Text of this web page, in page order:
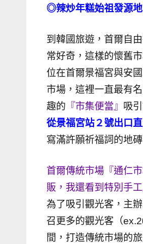
外
節
目
持、
吳
哥
窟
泰
旅
遊
書
作
者、
各
◎辣炒年糕始祖發源
到韓國旅遊，首爾自
常好奇，這樣的懷舊
位在首爾景福宮與安
市場，這裡一直最有
趣的 『市集便當』 吸
從景福宮站２號出口
寫滿許願祈福詞的地
首爾傳統市場『通仁
販，我還看到特別手
為了吸引觀光客，主
召更多的觀光客（
間，打造傳統市場的